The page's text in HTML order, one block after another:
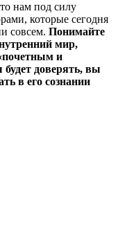
нам под силу
которые сегодня
совсем. Понимайте
мир,
и
доверять, вы
в его сознании